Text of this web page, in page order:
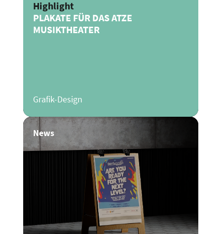
Highlight
PLAKATE FÜR DAS ATZE
MUSIKTHEATER
Grafik-Design
News